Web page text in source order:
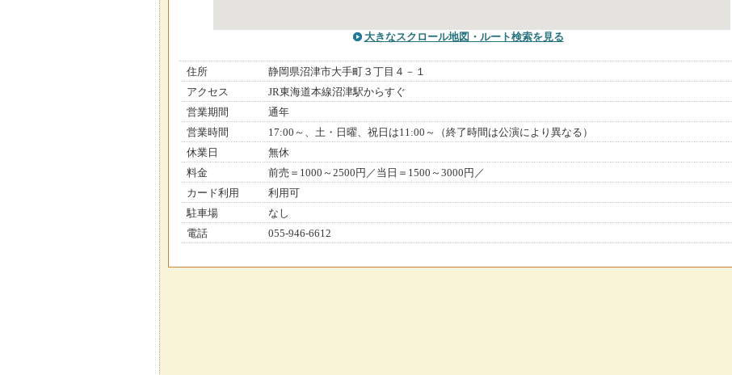
大きなスクロール地図 ・ルート検索を見る
住所
静岡県沼津市大手町３丁目４－１
アクセス
JR東海道本線沼津駅からすぐ
営業期間
通年
営業時間
17:00～、土・日曜、祝日は11:00～（終了時間は公演により異なる）
休業日
無休
料金
前売＝1000～2500円／当日＝1500～3000円／
カード利用
利用可
駐車場
なし
電話
055-946-6612